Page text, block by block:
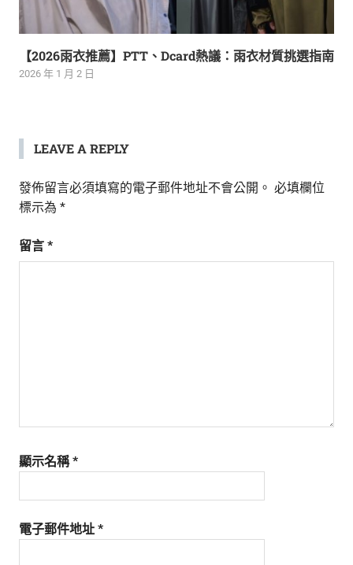
【2026雨衣推薦】PTT、Dcard熱議：雨衣材質挑選指南
2026 年 1 月 2 日
LEAVE A REPLY
發佈留言必須填寫的電子郵件地址不會公開。 必填欄位
標示為 *
留言 *
顯示名稱*
電子郵件地址 *